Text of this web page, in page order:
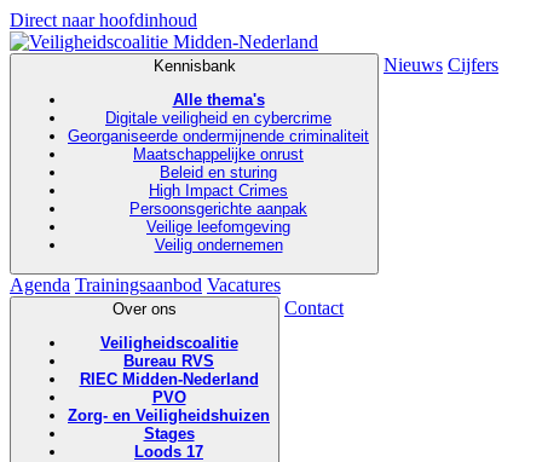
Direct naar hoofdinhoud
Kennisbank
Alle thema's
Digitale veiligheid en cybercrime
Georganiseerde ondermijnende criminaliteit
Maatschappelijke onrust
Beleid en sturing
High Impact Crimes
Persoonsgerichte aanpak
Veilige leefomgeving
Veilig ondernemen
Nieuws Cijfers
Agenda Trainingsaanbod Vacatures
Over ons
Veiligheidscoalitie
Bureau RVS
RIEC Midden-Nederland
PVO
Zorg- en Veiligheidshuizen
Stages
Loods 17
Contact